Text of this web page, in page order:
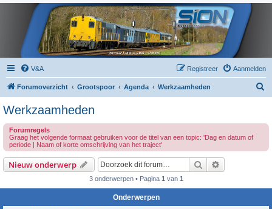
V&A Aanmelden
Registreer
Forumoverzicht Grootspoor Agenda Werkzaamheden
Werkzaamheden
Forumregels
Graag het volgende formaat gebruiken voor de titel van een topic: 'Dag en datum of
periode | Naam of korte omschrijving van het traject'
Nieuw onderwerp Zoek
3 onderwerpen • Pagina 1 van 1
Onderwerpen